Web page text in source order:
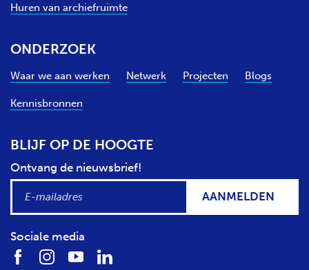
Huren van archiefruimte
ONDERZOEK
Waar we aan werken Netwerk Projecten Blogs
Kennisbronnen
BLIJF OP DE HOOGTE
Ontvang de nieuwsbrief!
AANMELDEN
Sociale media